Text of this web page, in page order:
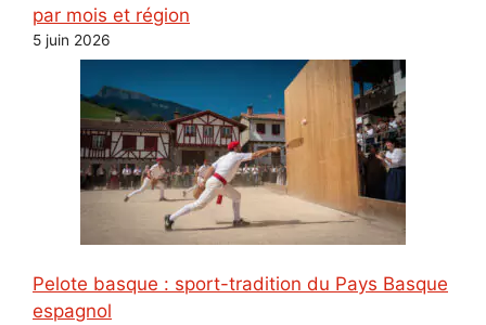
par mois et région
5 juin 2026
Pelote basque : sport-tradition du Pays Basque
espagnol